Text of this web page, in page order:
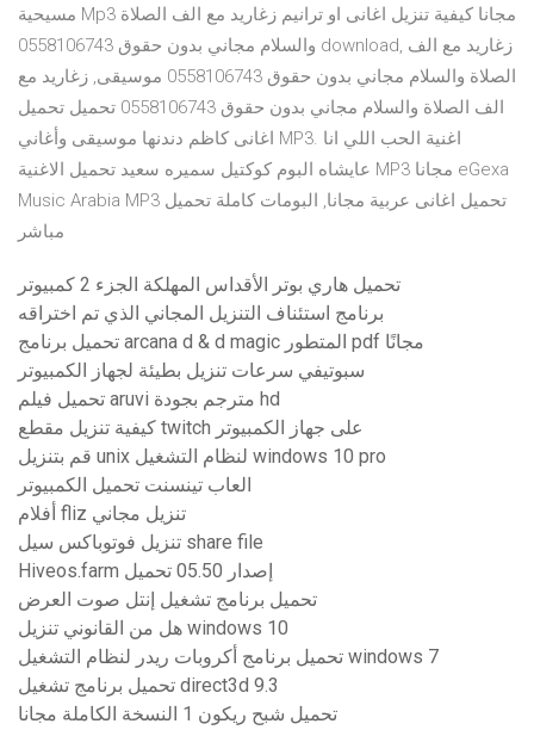
مسيحية Mp3 مجانا كيفية تنزيل اغانى او ترانيم زغاريد مع الف الصلاة
والسلام مجاني بدون حقوق 0558106743 download, زغاريد مع الف
الصلاة والسلام مجاني بدون حقوق 0558106743 موسيقى, زغاريد مع
الف الصلاة والسلام مجاني بدون حقوق 0558106743 تحميل تحميل
اغانى كاظم دندنها موسيقى وأغاني MP3. اغنية الحب اللي انا
عايشاه البوم كوكتيل سميره سعيد تحميل الاغنية MP3 مجانا eGexa
Music Arabia MP3 تحميل اغانى عربية مجانا, البومات كاملة تحميل
مباشر
تحميل هاري بوتر الأقداس المهلكة الجزء 2 كمبيوتر
برنامج استئناف التنزيل المجاني الذي تم اختراقه
تحميل برنامج arcana d & d magic المتطور pdf مجانًا
سبوتيفي سرعات تنزيل بطيئة لجهاز الكمبيوتر
تحميل فيلم aruvi مترجم بجودة hd
كيفية تنزيل مقطع twitch على جهاز الكمبيوتر
قم بتنزيل unix لنظام التشغيل windows 10 pro
العاب تينسنت تحميل الكمبيوتر
أفلام fliz تنزيل مجاني
تنزيل فوتوباكس سيل share file
Hiveos.farm إصدار 05.50 تحميل
تحميل برنامج تشغيل إنتل صوت العرض
هل من القانوني تنزيل windows 10
تحميل برنامج أكروبات ريدر لنظام التشغيل windows 7
تحميل برنامج تشغيل direct3d 9.3
تحميل شبح ريكون 1 النسخة الكاملة مجانا